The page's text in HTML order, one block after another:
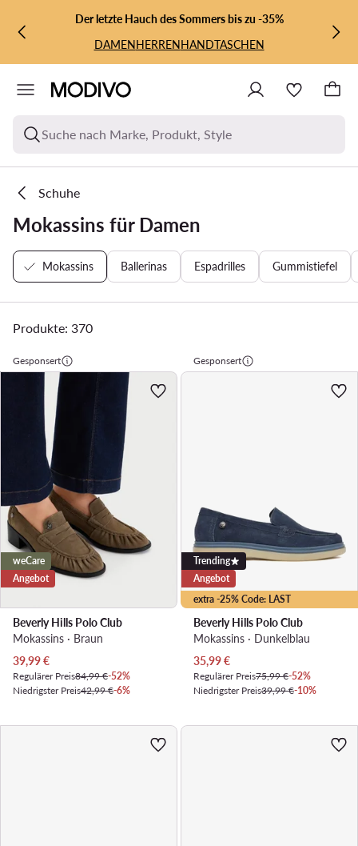
ZUM HAUPTINHALT SPRINGEN
ZUR SUCHEDer letzte Hauch des Sommers bis zu -35%
DAMENHERRENHANDTASCHEN
Suche nach Marke, Produkt, Style
Schuhe
Mokassins für Damen
Mokassins Ballerinas Espadrilles Gummistiefel
Produkte: 370
Gesponsert
weCare
Angebot
Beverly Hills Polo Club
Mokassins · Braun
Aktueller Preis
39,99€
Regulärer Preis84,99 €-52%
Niedrigster Preis42,99 €-6%
Gesponsert
extra -25% Code: LAST
Trending
Angebot
Beverly Hills Polo Club
Mokassins · Dunkelblau
Aktueller Preis
35,99€
Regulärer Preis75,99 €-52%
Niedrigster Preis39,99 €-10%